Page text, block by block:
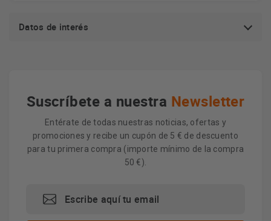
Datos de interés
Suscríbete a nuestra Newsletter
Entérate de todas nuestras noticias, ofertas y
promociones y recibe un cupón de 5 € de descuento
para tu primera compra (importe mínimo de la compra
50 €).